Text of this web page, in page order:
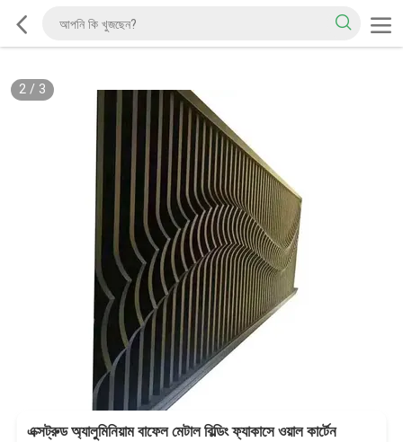
2/ 3
এক্সট্রুড অ্যালুমিনিয়াম বাফেল মেটাল বিল্ডিং ফ্যাকাসে ওয়াল কার্টেন